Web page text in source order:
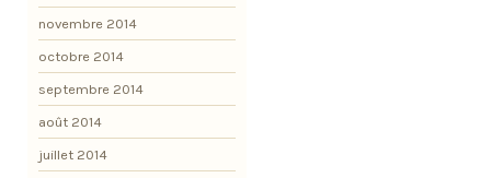
novembre 2014
octobre 2014
septembre 2014
août 2014
juillet 2014